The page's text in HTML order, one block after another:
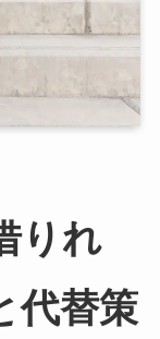
りれ
代替策